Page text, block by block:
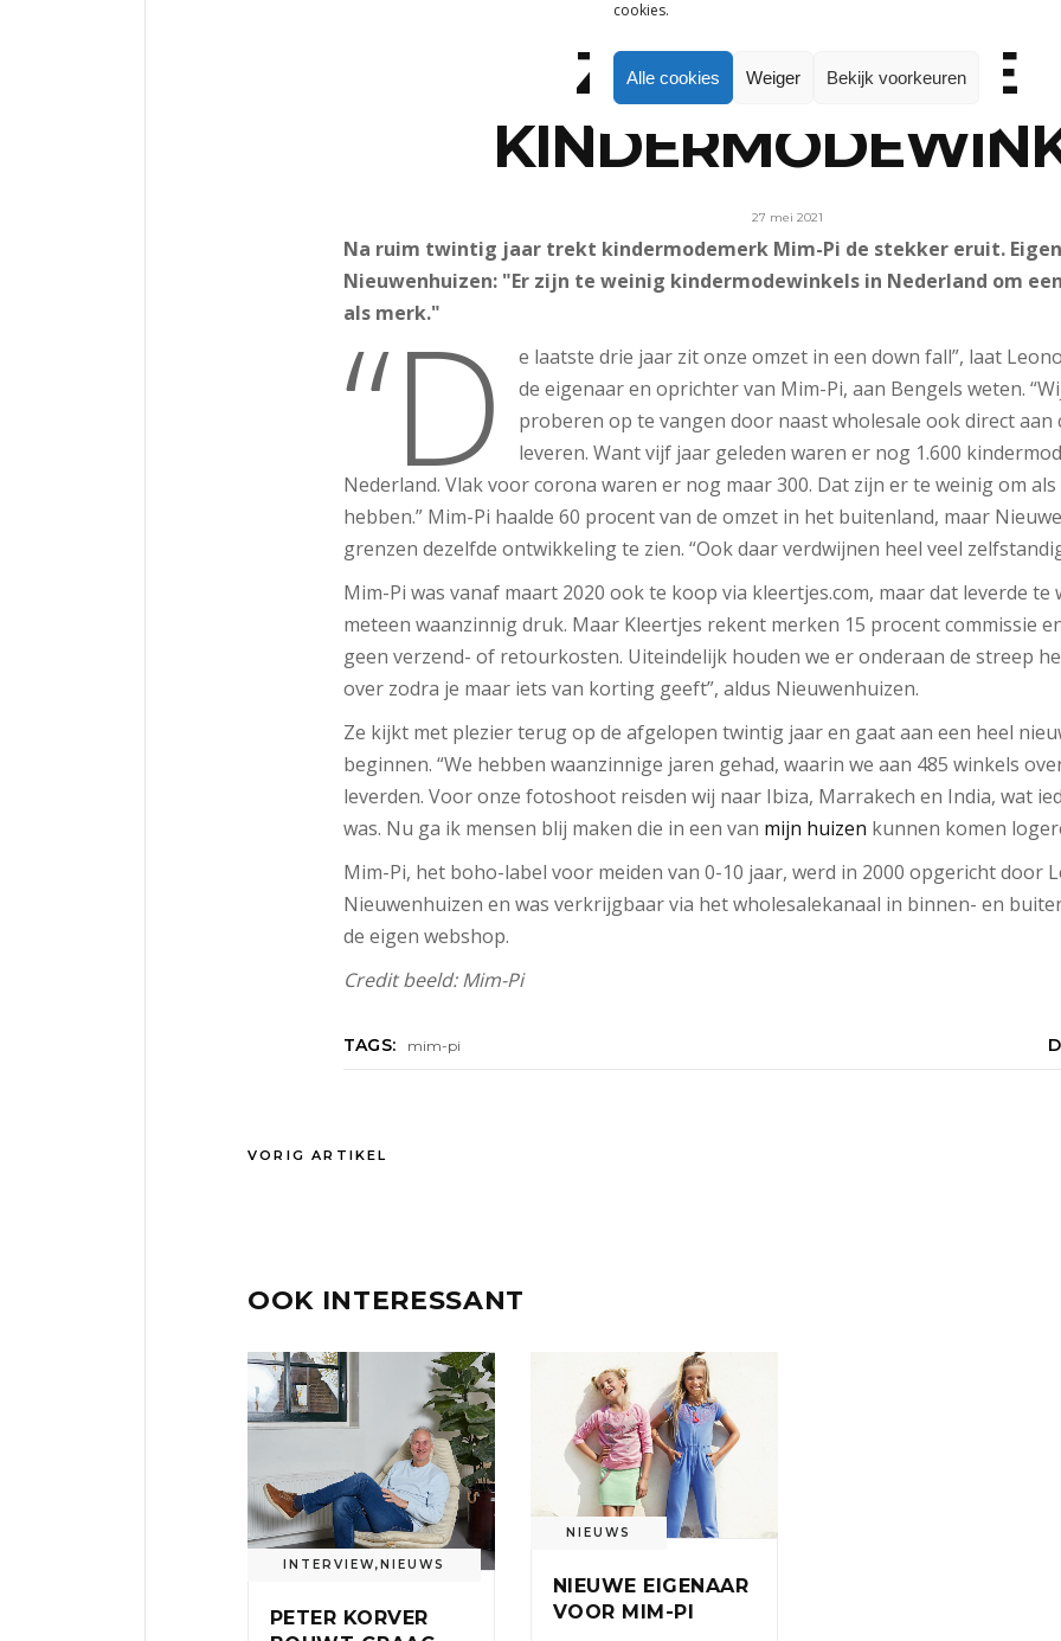
cookies.
Alle cookies Weiger Bekijk voorkeuren
ZELFSTANDIGE
27 mei 2021
Na ruim twintig jaar trekt kindermodemerk Mim-Pi de stekker eruit.
Nieuwenhuizen: "Er zijn te weinig kindermodewinkels in Nederland om
als merk."
“D
e laatste drie jaar zit onze omzet in een down fall”, laat
de eigenaar en oprichter van Mim-Pi, aan Bengels weten.
proberen op te vangen door naast wholesale ook direct aan
leveren. Want vijf jaar geleden waren er nog 1.600
Nederland. Vlak voor corona waren er nog maar 300. Dat zijn er te weinig om
hebben.” Mim-Pi haalde 60 procent van de omzet in het buitenland, maar
grenzen dezelfde ontwikkeling te zien. “Ook daar verdwijnen heel veel
Mim-Pi was vanaf maart 2020 ook te koop via kleertjes.com, maar dat leverde te
meteen waanzinnig druk. Maar Kleertjes rekent merken 15 procent commissie
geen verzend- of retourkosten. Uiteindelijk houden we er onderaan de streep
over zodra je maar iets van korting geeft”, aldus Nieuwenhuizen.
Ze kijkt met plezier terug op de afgelopen twintig jaar en gaat aan een heel
beginnen. “We hebben waanzinnige jaren gehad, waarin we aan 485 winkels
leverden. Voor onze fotoshoot reisden wij naar Ibiza, Marrakech en India, wat
was. Nu ga ik mensen blij maken die in een van mijn huizen kunnen komen
Mim-Pi, het boho-label voor meiden van 0-10 jaar, werd in 2000 opgericht door
Nieuwenhuizen en was verkrijgbaar via het wholesalekanaal in binnen- en
de eigen webshop.
Credit beeld: Mim-Pi
TAGS: mim-pi
VORIG ARTIKEL
OOK INTERESSANT
INTERVIEW,NIEUWS
PETER KORVER
NIEUWS
NIEUWE EIGENAAR
VOOR MIM-PI